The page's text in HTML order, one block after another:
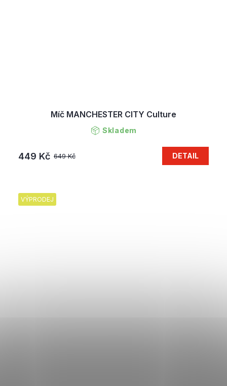
Míč MANCHESTER CITY Culture
Skladem
649 Kč
449 Kč DETAIL
VÝPRODEJ